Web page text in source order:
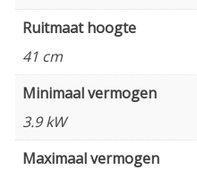
Ruitmaat hoogte
41 cm
Minimaal vermogen
3.9 kW
Maximaal vermogen